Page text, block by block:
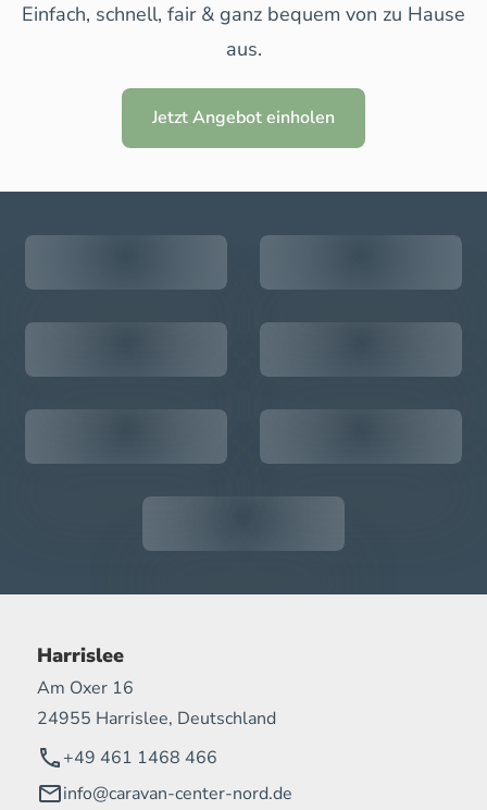
Einfach, schnell, fair & ganz bequem von zu Hause
aus.
Jetzt Angebot einholen
Harrislee
Am Oxer 16
24955 Harrislee, Deutschland
+49 461 1468 466
info@caravan-center-nord.de